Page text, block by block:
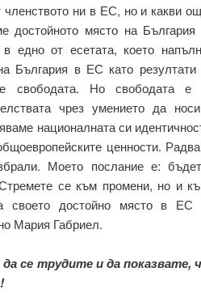
членството ни в ЕС, но и какви
достойното място на България
едно от есетата, което
България в ЕС като резултати
е свободата. Но свободата е
чрез умението да
националната си
ценности.
Моето послание е:
се към промени, но и
своето достойно място в ЕС
Мария Габриел.
се трудите и да показвате,